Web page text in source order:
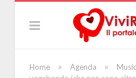
Home » Agenda »